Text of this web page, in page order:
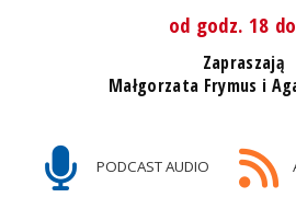
od godz. 18
Zapraszają
Małgorzata Frymus i
PODCAST AUDIO